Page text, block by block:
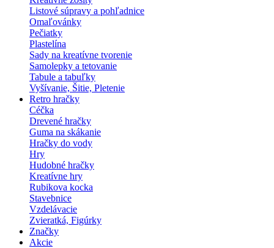
Listové súpravy a pohľadnice
Omaľovánky
Pečiatky
Plastelína
Sady na kreatívne tvorenie
Samolepky a tetovanie
Tabule a tabuľky
Vyšívanie, Šitie, Pletenie
Retro hračky
Céčka
Drevené hračky
Guma na skákanie
Hračky do vody
Hry
Hudobné hračky
Kreatívne hry
Rubikova kocka
Stavebnice
Vzdelávacie
Zvieratká, Figúrky
Značky
Akcie